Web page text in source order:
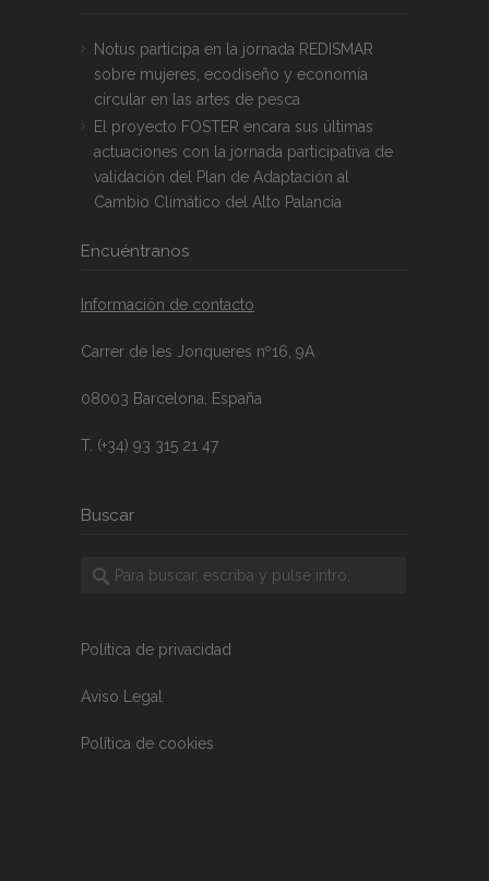
Notus participa en la jornada REDISMAR
sobre mujeres, ecodiseño y economía
circular en las artes de pesca
El proyecto FOSTER encara sus últimas
actuaciones con la jornada participativa de
validación del Plan de Adaptación al
Cambio Climático del Alto Palancia
Encuéntranos
Información de contacto
Carrer de les Jonqueres nº16, 9A
08003 Barcelona, España
T. (+34) 93 315 21 47
Buscar
Política de privacidad
Aviso Legal
Política de cookies